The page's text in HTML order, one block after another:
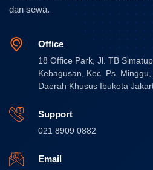
dan sewa.
Office
18 Office Park, Jl. TB
Kebagusan, Kec. Ps.
Daerah Khusus Ibukota
Support
021 8909 0882
Email